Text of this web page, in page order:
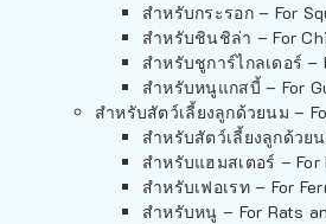
สำหรับกระรอก – For
สำหรับชินชิล่า – For
สำหรับชูการ์ไกลเดอร์ –
สำหรับหนูแกสบี้ – For
สำหรับสัตว์เลี้ยงลูกด้วยนม –
สำหรับสัตว์เลี้ยงลูกด้วย
สำหรับแฮมสเตอร์ – For
สำหรับเฟอเรท – For
สำหรับหนู – For Rats